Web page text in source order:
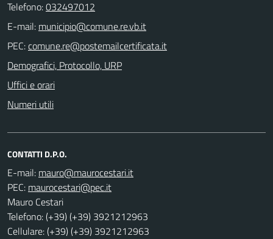
Telefono:032497012
E-mail:
PEC:
Demografici, Protocollo, URP
Uffici e orari
Numeri utili
CONTATTI D.P.O.
E-mail:
PEC:
Mauro Cestari
Telefono: (+39) (+39) 3921212963
Cellulare: (+39) (+39) 3921212963